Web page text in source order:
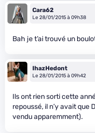
Cara62
Le 28/01/2015 à 09h38
Bah je t’ai trouvé un
IhazHedont
Le 28/01/2015 à 09h42
Ils ont rien sorti cette
repoussé, il n’y avait que
vendu apparemment).